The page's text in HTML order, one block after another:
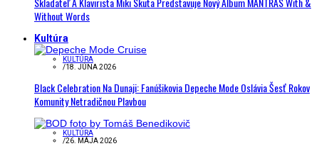
Without Words
Kultúra
KULTÚRA
/18. JÚNA 2026
Black Celebration Na Dunaji: Fanúšikovia Depeche Mode Oslávia Šesť Rokov
Komunity Netradičnou Plavbou
KULTÚRA
/26. MÁJA 2026